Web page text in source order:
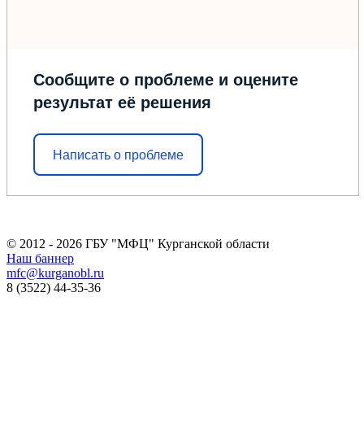
Сообщите о проблеме и оцените
результат её решения
Написать о проблеме
© 2012 - 2026 ГБУ "МФЦ" Курганской области
Наш баннер
mfc@kurganobl.ru
8 (3522) 44-35-36